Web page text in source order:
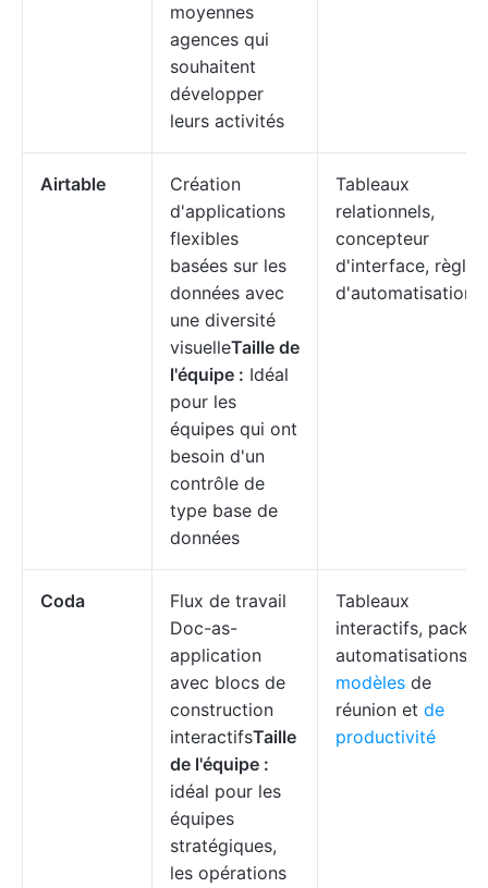
moyennes
agences qui
souhaitent
développer
leurs activités
Airtable
Création
d'applications
flexibles
basées sur les
données avec
une diversité
visuelleTaille de
l'équipe : Idéal
pour les
équipes qui ont
besoin d'un
contrôle de
type base de
données
Tableaux
relationnels,
concepteur
d'interface, règles
d'automatisation
Coda
Flux de travail
Doc-as-
application
avec blocs de
construction
interactifsTaille
de l'équipe :
idéal pour les
équipes
stratégiques,
les opérations
Tableaux
interactifs, packs,
automatisations,
modèles de
réunion et de
productivité